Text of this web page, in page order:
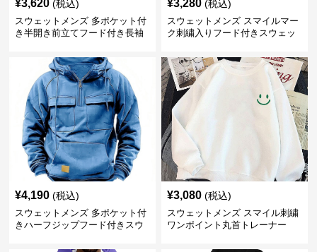
¥3,620 (税込)
スウェットメンズ 多ポケット付
き半開き前立てフード付き長袖
¥3,280 (税込)
スウェットメンズ スマイルマー
ク刺繍入りフード付きスウェッ
¥4,190 (税込)
スウェットメンズ 多ポケット付
きハーフジップフード付きスウ
¥3,080 (税込)
スウェットメンズ スマイル刺繍
ワンポイント丸首トレーナー